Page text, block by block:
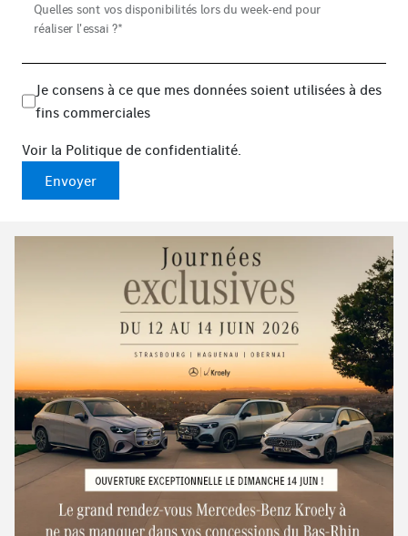
Quelles sont vos disponibilités lors du week-end pour
réaliser l'essai ?*
Je consens à ce que mes données soient utilisées à des
fins commerciales
Voir la Politique de confidentialité.
Envoyer